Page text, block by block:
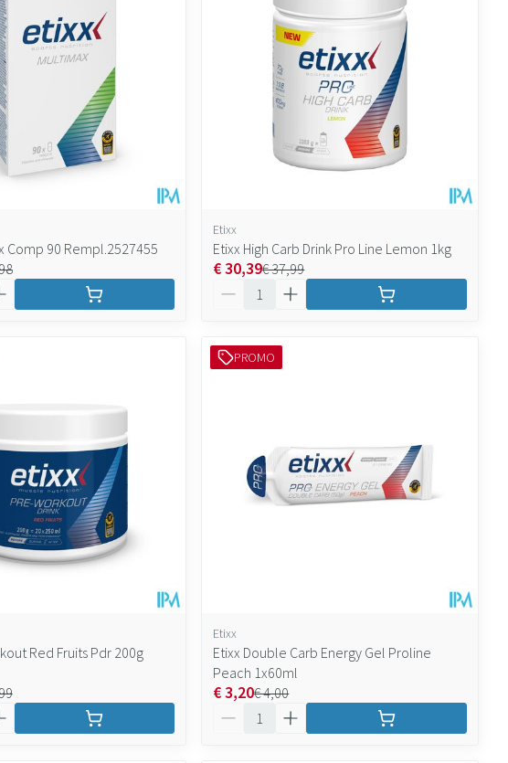
Comp 90 Rempl.2527455
Etixx
Etixx High Carb Drink Pro Line Lemon 1kg
€ 37,99
€ 30,39
Red Fruits Pdr 200g
PROMO
Etixx
Etixx Double Carb Energy Gel Proline
Peach 1x60ml
€ 4,00
€ 3,20